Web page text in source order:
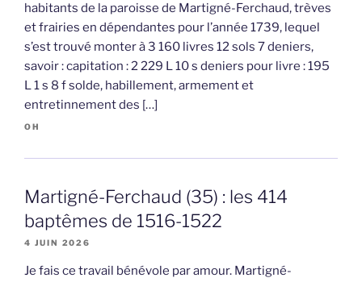
habitants de la paroisse de Martigné-Ferchaud, trèves
et frairies en dépendantes pour l’année 1739, lequel
s’est trouvé monter à 3 160 livres 12 sols 7 deniers,
savoir : capitation : 2 229 L 10 s deniers pour livre : 195
L 1 s 8 f solde, habillement, armement et
entretinnement des […]
OH
Martigné-Ferchaud (35) : les 414
baptêmes de 1516-1522
4 JUIN 2026
Je fais ce travail bénévole par amour. Martigné-